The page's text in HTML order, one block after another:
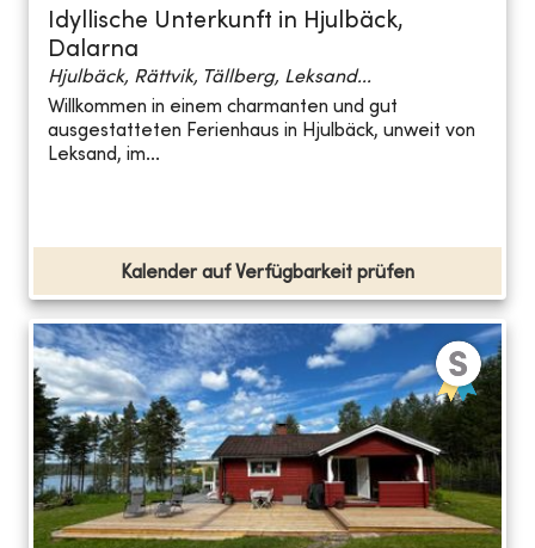
Idyllische Unterkunft in Hjulbäck,
Dalarna
Hjulbäck, Rättvik, Tällberg, Leksand...
Willkommen in einem charmanten und gut
ausgestatteten Ferienhaus in Hjulbäck, unweit von
Leksand, im...
Kalender auf Verfügbarkeit prüfen